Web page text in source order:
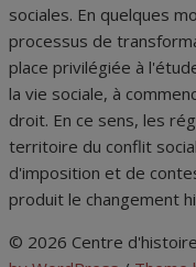
sociales. En quelques
processus de
place privilégiée à
la vie sociale, à
droit. En ce sens, les
territoire du conflit
d'imposition et de
produit le changement
© 2026 Centre